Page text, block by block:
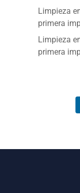
Limpieza
primera
Limpieza
primera